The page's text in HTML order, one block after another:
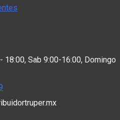
18:00, Sab 9:00-16:00, Domingo